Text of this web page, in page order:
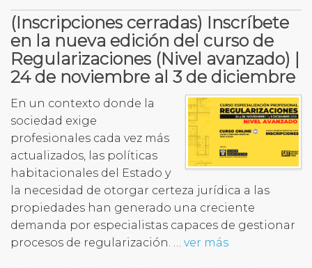
(Inscripciones cerradas) Inscríbete
en la nueva edición del curso de
Regularizaciones (Nivel avanzado) |
24 de noviembre al 3 de diciembre
En un contexto donde la
sociedad exige
profesionales cada vez más
actualizados, las políticas
habitacionales del Estado y
la necesidad de otorgar certeza jurídica a las
propiedades han generado una creciente
demanda por especialistas capaces de gestionar
procesos de regularización. … ver más